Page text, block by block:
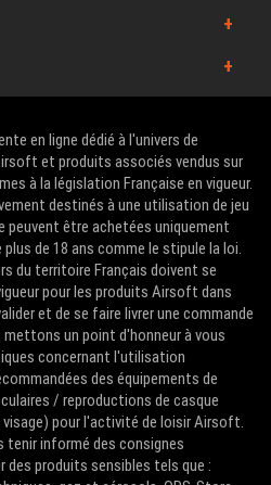
en ligne dédié à l'univers de
et produits associés vendus sur
à la législation Française en vigueur.
destinés à une utilisation de jeu
être achetées uniquement
de 18 ans comme le stipule la loi.
du territoire Français doivent se
pour les produits Airsoft dans
et de se faire livrer une commande
un point d'honneur à vous
concernant l'utilisation
des équipements de
/ reproductions de casque
pour l'activité de loisir Airsoft.
tenir informé des consignes
produits sensibles tels que :